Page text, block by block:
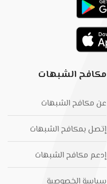
مكافح الشبهات
عن مكافح الشبهات
إتصل بمكافح الشبهات
إدعم مكافح الشبهات